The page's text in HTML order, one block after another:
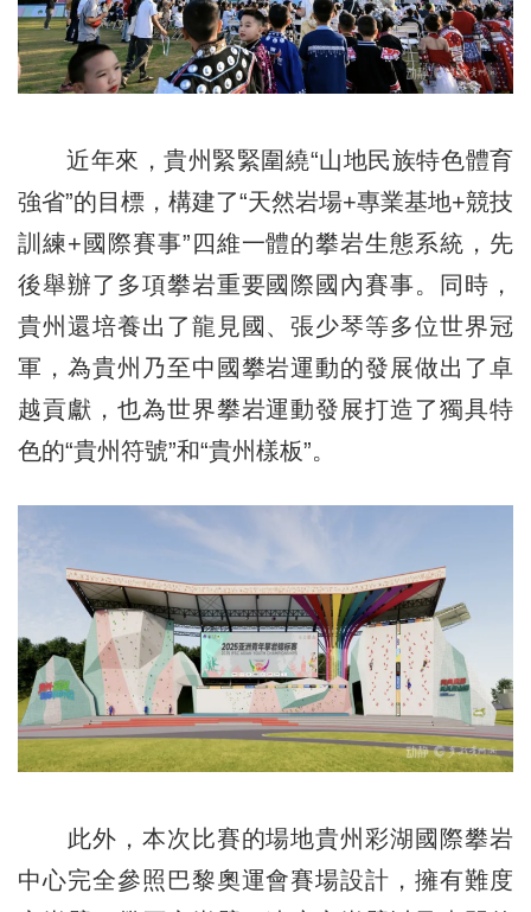
近年來，貴州緊緊圍繞“山地民族特色體育
強省”的目標，構建了“天然岩場+專業基地+競技
訓練+國際賽事”四維一體的攀岩生態系統，先
後舉辦了多項攀岩重要國際國內賽事。同時，
貴州還培養出了龍見國、張少琴等多位世界冠
軍，為貴州乃至中國攀岩運動的發展做出了卓
越貢獻，也為世界攀岩運動發展打造了獨具特
色的“貴州符號”和“貴州樣板”。
此外，本次比賽的場地貴州彩湖國際攀岩
中心完全參照巴黎奧運會賽場設計，擁有難度